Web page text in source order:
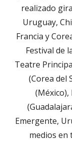
realizado
Uruguay,
Francia y
Festival de
Teatre
(Corea del
Emergente,
medios en